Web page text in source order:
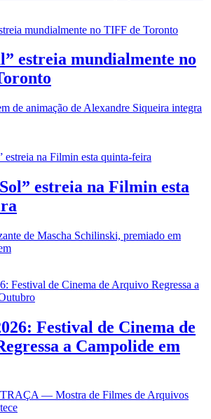
estreia mundialmente no
de animação de Alexandre Siqueira integra
estreia na Filmin esta
de Mascha Schilinski, premiado em
Festival de Cinema de
a Campolide em
TRAÇA — Mostra de Filmes de Arquivos